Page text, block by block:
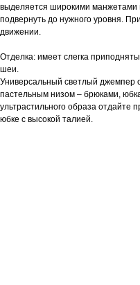
выделяется широкими
подвернуть до нужного уровня.
движении.
Отделка: имеет слегка
шеи.
Универсальный светлый джемпер
пастельным низом – брюками,
ультрастильного образа отдайте
юбке с высокой талией.